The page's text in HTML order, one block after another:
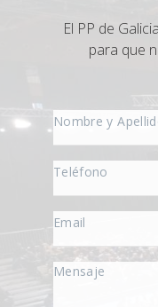
El PP de
para que